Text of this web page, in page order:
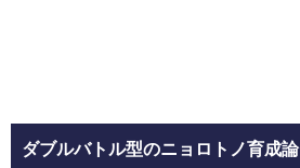
ダブルバトル型のニョロトノ育成論